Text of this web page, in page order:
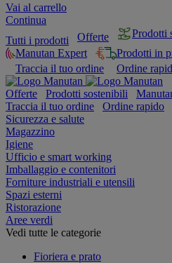
Vai al carrello
Continua
Tutti i prodotti
Offerte
Prodotti
Manutan Expert
Prodotti in
Traccia il tuo ordine
Ordine
Offerte Prodotti sostenibili
Traccia il tuo ordine
Ordine rapido
Sicurezza e salute
Magazzino
Igiene
Ufficio e smart working
Imballaggio e contenitori
Forniture industriali e utensili
Spazi esterni
Ristorazione
Aree verdi
Vedi tutte le categorie
Fioriera e prato